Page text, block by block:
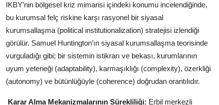
IKBY’nin bölgesel kriz mimarisi içindeki konumu incelendiğinde,
bu kurumsal felç riskine karşı rasyonel bir siyasal
kurumsallaşma (political institutionalization) stratejisi izlendiği
görülür. Samuel Huntington’ın siyasal kurumsallaşma teorisinde
vurguladığı gibi; bir sistemin istikrarı ve bekası, kurumlarının
uyum yeteneği (adaptability), karmaşıklığı (complexity), özerkliği
(autonomy) ve bütünlüğüyle (coherence) doğrudan orantılıdır.
Karar Alma Mekanizmalarının Sürekliliği: Erbil merkezli